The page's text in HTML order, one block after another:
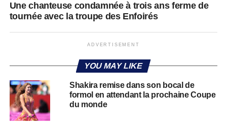
Une chanteuse condamnée à trois ans ferme de
tournée avec la troupe des Enfoirés
ADVERTISEMENT
YOU MAY LIKE
Shakira remise dans son bocal de
formol en attendant la prochaine Coupe
du monde